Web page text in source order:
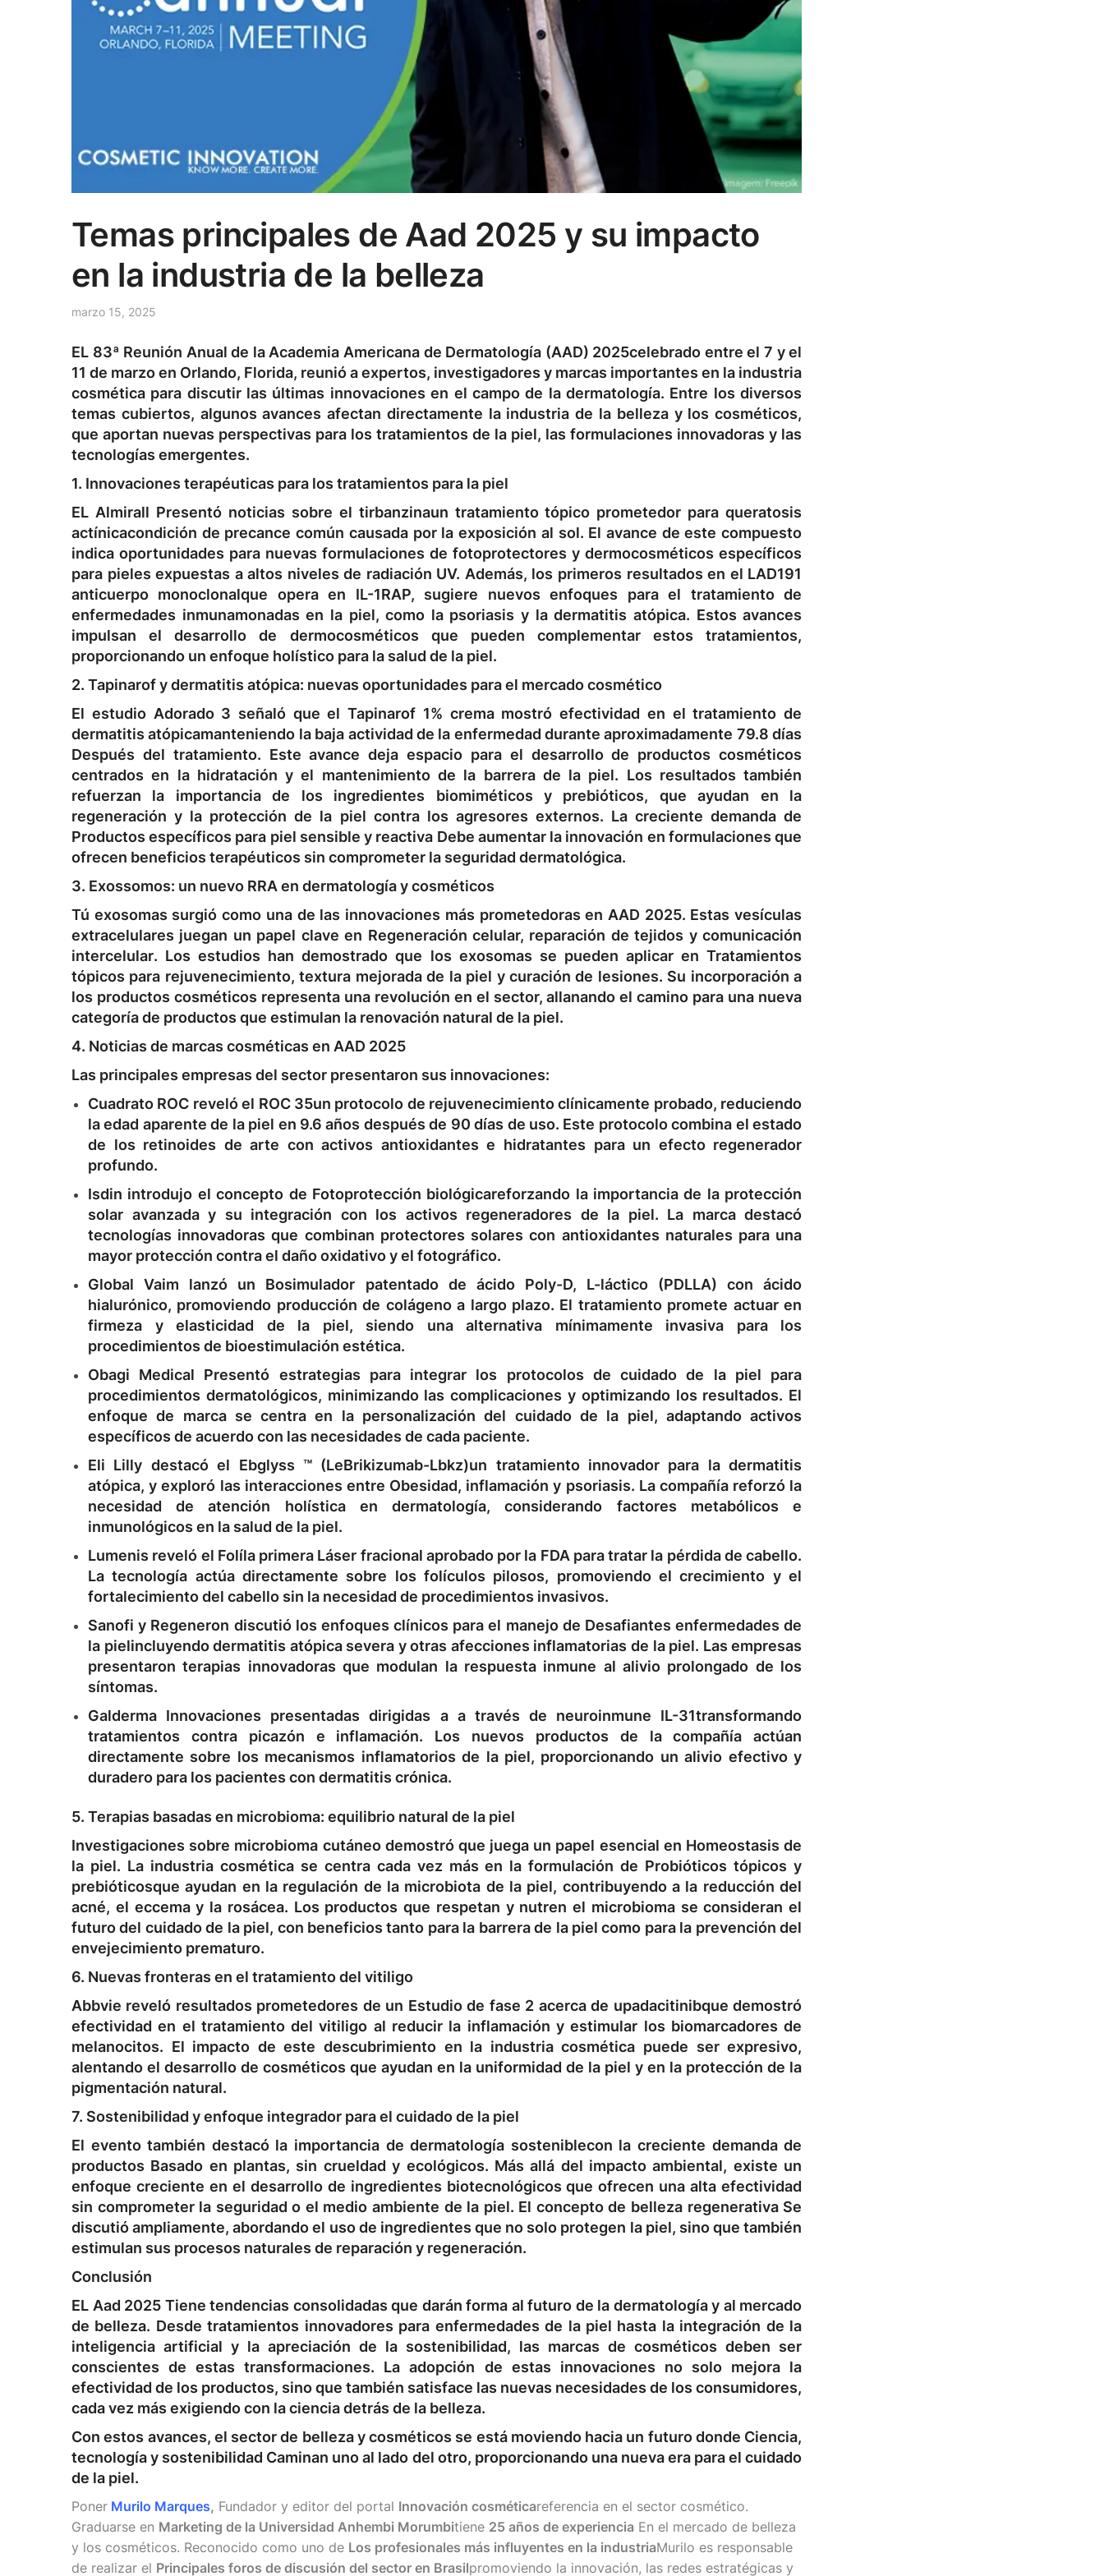
Temas principales de Aad 2025 y su impacto
en la industria de la belleza
marzo 15, 2025
EL 83ª Reunión Anual de la Academia Americana de Dermatología (AAD) 2025celebrado entre el 7 y el
11 de marzo en Orlando, Florida, reunió a expertos, investigadores y marcas importantes en la industria
cosmética para discutir las últimas innovaciones en el campo de la dermatología. Entre los diversos
temas cubiertos, algunos avances afectan directamente la industria de la belleza y los cosméticos,
que aportan nuevas perspectivas para los tratamientos de la piel, las formulaciones innovadoras y las
tecnologías emergentes.
1. Innovaciones terapéuticas para los tratamientos para la piel
EL Almirall Presentó noticias sobre el tirbanzinaun tratamiento tópico prometedor paraqueratosis
actínicacondición de precance común causada por la exposición al sol. El avance de este compuesto
indica oportunidades para nuevas formulaciones de fotoprotectores y dermocosméticos específicos
para pieles expuestas a altos niveles de radiación UV. Además, los primeros resultados en el LAD191
anticuerpo monoclonalque opera en IL-1RAP, sugiere nuevos enfoques para el tratamiento de
enfermedades inmunamonadas en la piel, como la psoriasis y la dermatitis atópica. Estos avances
impulsan el desarrollo de dermocosméticos que pueden complementar estos tratamientos,
proporcionando un enfoque holístico para la salud de la piel.
2. Tapinarof y dermatitis atópica: nuevas oportunidades para el mercado cosmético
El estudio Adorado 3 señaló que elTapinarof 1% cremamostró efectividad en el tratamiento de
dermatitis atópicamanteniendo la baja actividad de la enfermedad durante aproximadamente 79.8 días
Después del tratamiento. Este avance deja espacio para el desarrollo de productos cosméticos
centrados en la hidratación y el mantenimiento de la barrera de la piel. Los resultados también
refuerzan la importancia de los ingredientes biomiméticos y prebióticos, que ayudan en la
regeneración y la protección de la piel contra los agresores externos. La creciente demanda de
Productos específicos para piel sensible y reactiva Debe aumentar la innovación en formulaciones que
ofrecen beneficios terapéuticos sin comprometer la seguridad dermatológica.
3. Exossomos: un nuevo RRA en dermatología y cosméticos
Tú exosomas surgió como una de las innovaciones más prometedoras en AAD 2025. Estas vesículas
extracelulares juegan un papel clave en Regeneración celular, reparación de tejidos y comunicación
intercelular. Los estudios han demostrado que los exosomas se pueden aplicar enTratamientos
tópicos para rejuvenecimiento, textura mejorada de la piel y curación de lesiones. Su incorporación a
los productos cosméticos representa una revolución en el sector, allanando el camino para una nueva
categoría de productos que estimulan la renovación natural de la piel.
4. Noticias de marcas cosméticas en AAD 2025
Las principales empresas del sector presentaron sus innovaciones:
Cuadrato ROC reveló el ROC 35un protocolo de rejuvenecimiento clínicamente probado, reduciendo
la edad aparente de la piel en 9.6 años después de 90 días de uso. Este protocolo combina el estado
de los retinoides de arte con activos antioxidantes e hidratantes para un efecto regenerador
profundo.
Isdin introdujo el concepto de Fotoprotección biológicareforzando la importancia de la protección
solar avanzada y su integración con los activos regeneradores de la piel. La marca destacó
tecnologías innovadoras que combinan protectores solares con antioxidantes naturales para una
mayor protección contra el daño oxidativo y el fotográfico.
Global Vaim lanzó un Bosimulador patentado de ácido Poly-D, L-láctico (PDLLA) con ácido
hialurónico, promoviendo producción de colágeno a largo plazo. El tratamiento promete actuar en
firmeza y elasticidad de la piel, siendo una alternativa mínimamente invasiva para los
procedimientos de bioestimulación estética.
Obagi Medical Presentó estrategias para integrar los protocolos de cuidado de la piel para
procedimientos dermatológicos, minimizando las complicaciones y optimizando los resultados. El
enfoque de marca se centra en la personalización del cuidado de la piel, adaptando activos
específicos de acuerdo con las necesidades de cada paciente.
Eli Lilly destacó el Ebglyss ™ (LeBrikizumab-Lbkz)un tratamiento innovador para la dermatitis
atópica, y exploró las interacciones entre Obesidad, inflamación y psoriasis. La compañía reforzó la
necesidad de atención holística en dermatología, considerando factores metabólicos e
inmunológicos en la salud de la piel.
Lumenis reveló el Folíla primera Láser fracional aprobado por la FDA para tratar la pérdida de cabello.
La tecnología actúa directamente sobre los folículos pilosos, promoviendo el crecimiento y el
fortalecimiento del cabello sin la necesidad de procedimientos invasivos.
Sanofi y Regeneron discutió los enfoques clínicos para el manejo de Desafiantes enfermedades de
la pielincluyendo dermatitis atópica severa y otras afecciones inflamatorias de la piel. Las empresas
presentaron terapias innovadoras que modulan la respuesta inmune al alivio prolongado de los
síntomas.
Galderma Innovaciones presentadas dirigidas a a través de neuroinmune IL-31transformando
tratamientos contra picazón e inflamación. Los nuevos productos de la compañía actúan
directamente sobre los mecanismos inflamatorios de la piel, proporcionando un alivio efectivo y
duradero para los pacientes con dermatitis crónica.
5. Terapias basadas en microbioma: equilibrio natural de la piel
Investigaciones sobre microbioma cutáneodemostró que juega un papel esencial en Homeostasis de
la piel. La industria cosmética se centra cada vez más en la formulación de Probióticos tópicos y
prebióticosque ayudan en la regulación de la microbiota de la piel, contribuyendo a la reducción del
acné, el eccema y la rosácea. Los productos que respetan y nutren el microbioma se consideran el
futuro del cuidado de la piel, con beneficios tanto para la barrera de la piel como para la prevención del
envejecimiento prematuro.
6. Nuevas fronteras en el tratamiento del vitiligo
Abbvie reveló resultados prometedores de un Estudio de fase 2 acerca de upadacitinibque demostró
efectividad en el tratamiento del vitiligo al reducir la inflamación y estimular los biomarcadores de
melanocitos. El impacto de este descubrimiento en la industria cosmética puede ser expresivo,
alentando el desarrollo decosméticos que ayudan en la uniformidad de la piel y en la protección de la
pigmentación natural.
7. Sostenibilidad y enfoque integrador para el cuidado de la piel
El evento también destacó la importancia dedermatología sosteniblecon la creciente demanda de
productos Basado en plantas, sin crueldad y ecológicos. Más allá del impacto ambiental, existe un
enfoque creciente en el desarrollo de ingredientes biotecnológicos que ofrecen una alta efectividad
sin comprometer la seguridad o el medio ambiente de la piel. El concepto de belleza regenerativaSe
discutió ampliamente, abordando el uso de ingredientes que no solo protegen la piel, sino que también
estimulan sus procesos naturales de reparación y regeneración.
Conclusión
EL Aad 2025 Tiene tendencias consolidadas que darán forma al futuro de la dermatología y al mercado
de belleza. Desde tratamientos innovadores para enfermedades de la piel hasta la integración de la
inteligencia artificial y la apreciación de la sostenibilidad, las marcas de cosméticos deben ser
conscientes de estas transformaciones. La adopción de estas innovaciones no solo mejora la
efectividad de los productos, sino que también satisface las nuevas necesidades de los consumidores,
cada vez más exigiendo con la ciencia detrás de la belleza.
Con estos avances, el sector de belleza y cosméticos se está moviendo hacia un futuro donde Ciencia,
tecnología y sostenibilidad Caminan uno al lado del otro, proporcionando una nueva era para el cuidado
de la piel.
Poner Murilo Marques, Fundador y editor del portal Innovación cosméticareferencia en el sector cosmético.
Graduarse en Marketing de la Universidad Anhembi Morumbitiene 25 años de experiencia En el mercado de belleza
y los cosméticos. Reconocido como uno de Los profesionales más influyentes en la industriaMurilo es responsable
de realizar el Principales foros de discusión del sector en Brasilpromoviendo la innovación, las redes estratégicas y